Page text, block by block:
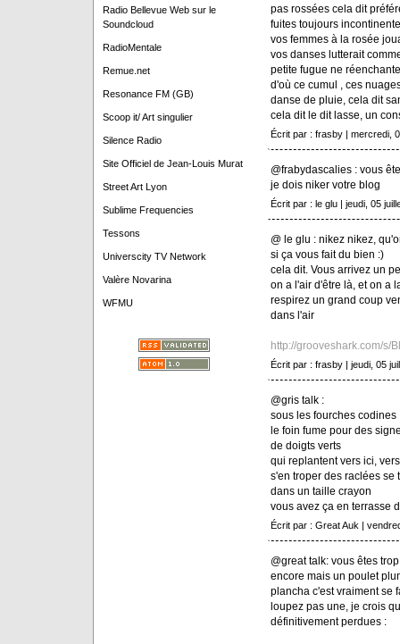
Radio Bellevue Web sur le
Soundcloud
RadioMentale
Remue.net
Resonance FM (GB)
Scoop it/ Art singulier
Silence Radio
Site Officiel de Jean-Louis Murat
Street Art Lyon
Sublime Frequencies
Tessons
Universcity TV Network
Valère Novarina
WFMU
pas rossées cela dit
fuites toujours
vos femmes à la rosée
vos danses lutterait
petite fugue ne
d'où ce cumul , ces
danse de pluie, cela dit
cela dit le dit lasse, un
Écrit par : frasby | mercredi,
@frabydascalies : vous
je dois niker votre blog
Écrit par : le glu | jeudi, 05
@ le glu : nikez nikez,
si ça vous fait du bien :)
cela dit. Vous arrivez un
on a l'air d'être là, et on a
respirez un grand coup
dans l'air
http://grooveshark.com/s/
Écrit par : frasby | jeudi, 05
@gris talk :
sous les fourches codines
le foin fume pour des
de doigts verts
qui replantent vers ici,
s'en troper des raclées se
dans un taille crayon
vous avez ça en terrasse
Écrit par : Great Auk |
@great talk: vous êtes
encore mais un poulet
plancha c'est vraiment se
loupez pas une, je crois
définitivement perdues :